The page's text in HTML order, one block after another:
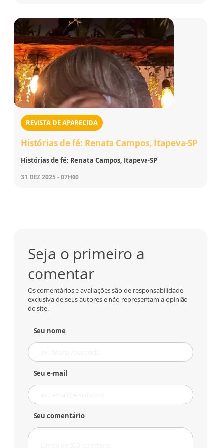
REVISTA DE APARECIDA
Histórias de fé: Renata Campos, Itapeva-SP
Histórias de fé: Renata Campos, Itapeva-SP
31 DEZ 2025 - 07H00
Seja o primeiro a
comentar
Os comentários e avaliações são de responsabilidade
exclusiva de seus autores e não representam a opinião
do site.
Seu nome
Seu e-mail
Seu comentário